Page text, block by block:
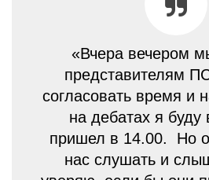
«Вчера вечером
представителям
согласовать время и
на дебатах я
пришел в 14.00. Но
нас слушать и